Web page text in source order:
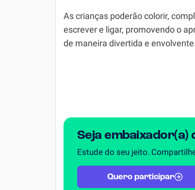
Todos os Exercícios
As crianças poderão colorir,
escrever e ligar, promovendo o
de maneira divertida e
Seja embaixador(a)
Estude do seu jeito.
Quero participar